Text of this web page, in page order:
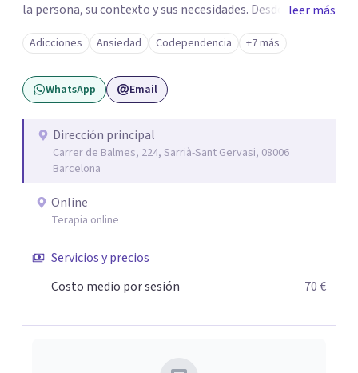
la persona, su contexto y sus necesidades. Desde una
perspectiva humanista, creo que cada persona es única y
tiene su propia historia, y que la terapia debe ser un
espacio de transformación y crecimiento personal. Mi
objetivo es acompañar a las personas a vivir una vida más
para superar un trauma, mejorar tus relaciones,
aumentar tu autoestima, manejar la ansiedad,
comprender tu historia familiar, sanar las heridas de la
infancia, superar una adicción o mejorar tu salud física y
emocional, no dudes en contactarme.
leer más
Adicciones Ansiedad Codependencia +7 más
WhatsApp Email
Dirección principal
Carrer de Balmes, 224, Sarrià-Sant Gervasi, 08006
Barcelona
Online
Terapia online
Servicios y precios
Costo medio por sesión
70 €